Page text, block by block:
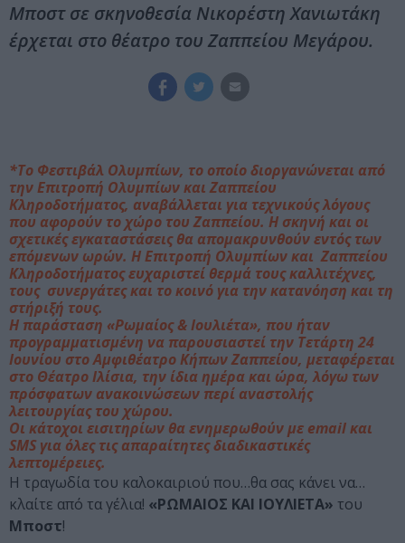
Μποστ σε σκηνοθεσία Νικορέστη Χανιωτάκη
έρχεται στο θέατρο του Ζαππείου Μεγάρου.
*Το Φεστιβάλ Ολυμπίων, το οποίο διοργανώνεται από
την Επιτροπή Ολυμπίων και Ζαππείου
Κληροδοτήματος, αναβάλλεται για τεχνικούς λόγους
που αφορούν το χώρο του Ζαππείου. Η σκηνή και οι
σχετικές εγκαταστάσεις θα απομακρυνθούν εντός των
επόμενων ωρών. Η Επιτροπή Ολυμπίων και Ζαππείου
Κληροδοτήματος ευχαριστεί θερμά τους καλλιτέχνες,
τους συνεργάτες και το κοινό για την κατανόηση και τη
στήριξή τους.
Η παράσταση «Ρωμαίος & Ιουλιέτα», που ήταν
προγραμματισμένη να παρουσιαστεί την Τετάρτη 24
Ιουνίου στο Αμφιθέατρο Κήπων Ζαππείου, μεταφέρεται
στο Θέατρο Ιλίσια, την ίδια ημέρα και ώρα, λόγω των
πρόσφατων ανακοινώσεων περί αναστολής
λειτουργίας του χώρου.
Οι κάτοχοι εισιτηρίων θα ενημερωθούν με email και
SMS για όλες τις απαραίτητες διαδικαστικές
λεπτομέρειες.
Η τραγωδία του καλοκαιριού που…θα σας κάνει να…
κλαίτε από τα γέλια! «ΡΩΜΑΙΟΣ ΚΑΙ ΙΟΥΛΙΕΤΑ» του
Μποστ!